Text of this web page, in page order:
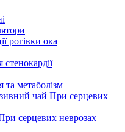
рогівки ока
та метаболізм
чай При серцевих
серцевих неврозах